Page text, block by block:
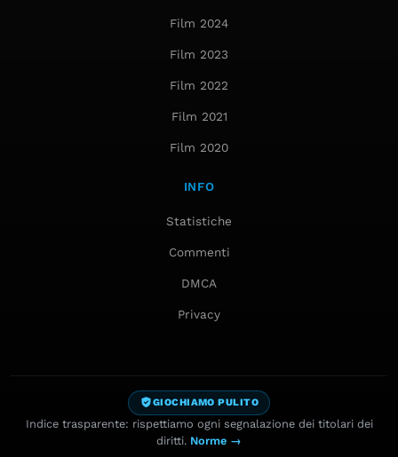
Film 2024
Film 2023
Film 2022
Film 2021
Film 2020
INFO
Statistiche
Commenti
DMCA
Privacy
GIOCHIAMO PULITO
Indice trasparente: rispettiamo ogni segnalazione dei titolari dei
diritti. Norme →